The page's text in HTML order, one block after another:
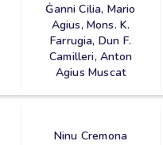
Ġanni Cilia, Mario
Agius, Mons. K.
Farrugia, Dun F.
Camilleri, Anton
Agius Muscat
Ninu Cremona